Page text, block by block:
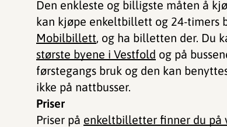
Den enkleste og billigste måten å
kan kjøpe enkeltbillett og 24-timers
Mobilbillett, og ha billetten der. Du
største byene i Vestfold og på
førstegangs bruk og den kan
ikke på nattbusser.
Priser
Priser på enkeltbilletter finner du på